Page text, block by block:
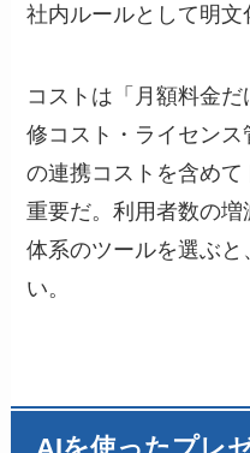
社内ルールとして明文
コストは「月額料金
修コスト・ライセンス
の連携コストを含め
重要だ。利用者数の
体系のツールを選ぶ
い。